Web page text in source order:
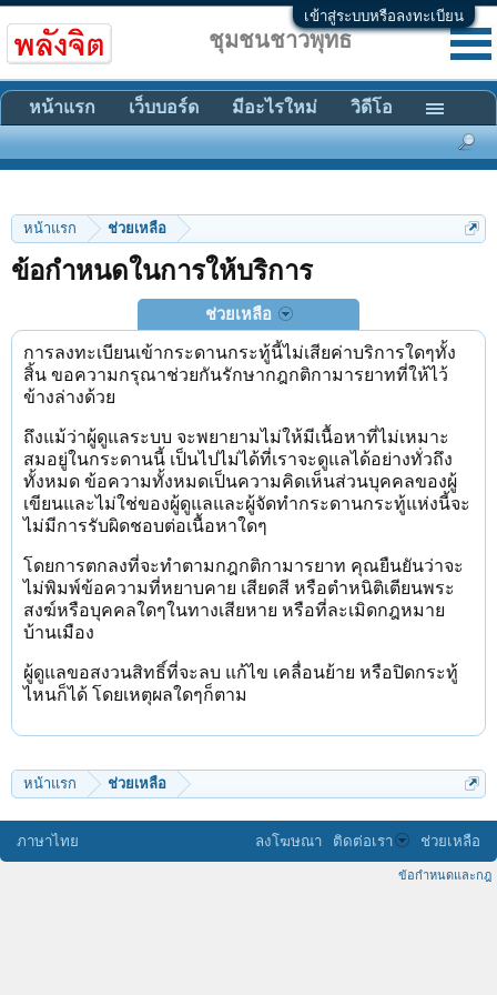
เข้าสู่ระบบหรือลงทะเบียน
หน้าแรก ช่วยเหลือ
ข้อกำหนดในการให้บริการ
ช่วยเหลือ
การลงทะเบียนเข้ากระดานกระทู้นี้ไม่เสียค่าบริการใดๆทั้ง
สิ้น ขอความกรุณาช่วยกันรักษากฎกติกามารยาทที่ให้ไว้
ข้างล่างด้วย
ถึงแม้ว่าผู้ดูแลระบบ จะพยายามไม่ให้มีเนื้อหาที่ไม่เหมาะ
สมอยู่ในกระดานนี้ เป็นไปไม่ได้ที่เราจะดูแลได้อย่างทั่วถึง
ทั้งหมด ข้อความทั้งหมดเป็นความคิดเห็นส่วนบุคคลของผู้
เขียนและไม่ใช่ของผู้ดูแลและผู้จัดทำกระดานกระทู้แห่งนี้จะ
ไม่มีการรับผิดชอบต่อเนื้อหาใดๆ
โดยการตกลงที่จะทำตามกฎกติกามารยาท คุณยืนยันว่าจะ
ไม่พิมพ์ข้อความที่หยาบคาย เสียดสี หรือตำหนิติเตียนพระ
สงฆ์หรือบุคคลใดๆในทางเสียหาย หรือที่ละเมิดกฎหมาย
บ้านเมือง
ผู้ดูแลขอสงวนสิทธิ์ที่จะลบ แก้ไข เคลื่อนย้าย หรือปิดกระทู้
ไหนก็ได้ โดยเหตุผลใดๆก็ตาม
หน้าแรก ช่วยเหลือ
ชุมชนชาวพุทธ
หน้าแรก เว็บบอร์ด มีอะไรใหม่ วิดีโอ
ภาษาไทย ลงโฆษณา ติดต่อเรา ช่วยเหลือ
ข้อกำหนดและกฎ